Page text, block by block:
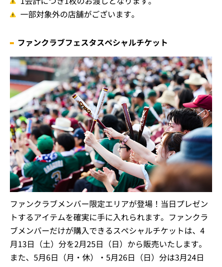
グルメ購入時にファンクラブユニフォーム2024の着用ま
たはファンクラブオリジナルタオル2024のご提示でプレ
ゼント！
先着順のため、無くなり次第終了となります。
ランダムでのお渡しとなります。選手の指定はできま
せん。
1会計につき1枚のお渡しとなります。
一部対象外の店舗がございます。
ファンクラブフェスタスペシャルチケット